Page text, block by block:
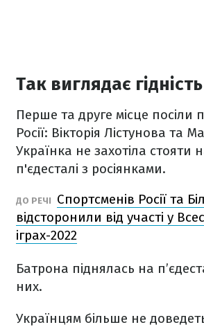
Так виглядає гідність
Перше та друге місце посіли
Росії: Вікторія Лістунова та
Українка не захотіла стояти
п'єдесталі з росіянками.
ДО РЕЧІ
Спортсменів Росії та
відсторонили від участі у
іграх-2022
Батрона піднялась на
них.
Українцям більше не